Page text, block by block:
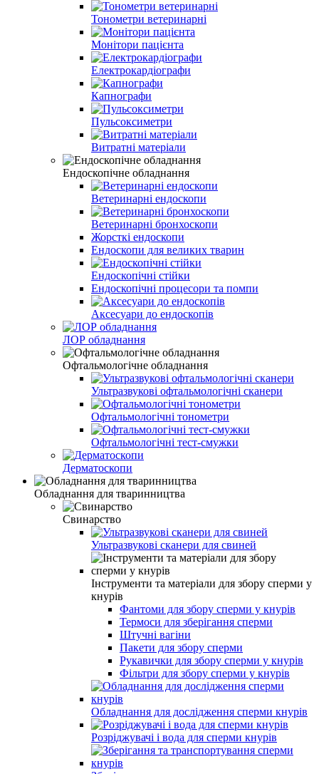
Тонометри ветеринарні
Монітори пацієнта
Електрокардіографи
Капнографи
Пульсоксиметри
Витратні матеріали
Ендоскопічне обладнання
Ветеринарні ендоскопи
Ветеринарні бронхоскопи
Жорсткі ендоскопи
Ендоскопи для великих тварин
Ендоскопічні стійки
Ендоскопічні процесори та помпи
Аксесуари до ендоскопів
ЛОР обладнання
Офтальмологічне обладнання
Ультразвукові офтальмологічні сканери
Офтальмологічні тонометри
Офтальмологічні тест-смужки
Дерматоскопи
Обладнання для тваринництва
Свинарство
Ультразвукові сканери для свиней
Інструменти та матеріали для збору сперми у
кнурів
Фантоми для збору сперми у кнурів
Термоси для зберігання сперми
Штучні вагіни
Пакети для збору сперми
Рукавички для збору сперми у кнурів
Фільтри для збору сперми у кнурів
Обладнання для дослідження сперми кнурів
Розріджувачі і вода для сперми кнурів